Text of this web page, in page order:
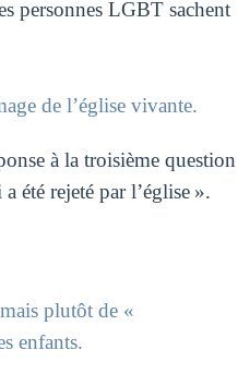
personnes LGBT sachent
de l’église vivante.
à la troisième question
été rejeté par l’église ».
plutôt de «
enfants.